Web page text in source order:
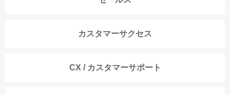
カスタマーサクセス
CX / カスタマーサポート